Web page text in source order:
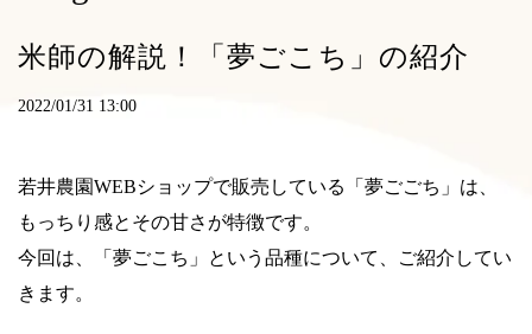
米師の解説！「夢ごこち」の紹介
2022/01/31 13:00
若井農園WEBショップで販売している「夢ごごち」は、
もっちり感とその甘さが特徴です。
今回は、「夢ごこち」という品種について、ご紹介してい
きます。